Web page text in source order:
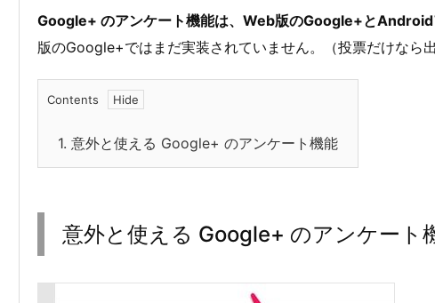
Google+ のアンケート機能は、Web版のGoogle+とAndroid
版のGoogle+ではまだ実装されていません。（投票だけなら出
Contents
1. 意外と使える Google+ のアンケート機能
意外と使える Google+ のアンケート